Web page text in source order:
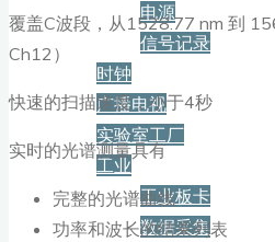
电源
信号记录
时钟
广播电视
实验室工厂
工业
工业板卡
数据采集
覆盖C波段，从1528.77 nm 到
Ch12）
快速的扫描速度，小于4秒
实时的光谱测量具有
完整的光谱曲线
功率和波长的结果列表